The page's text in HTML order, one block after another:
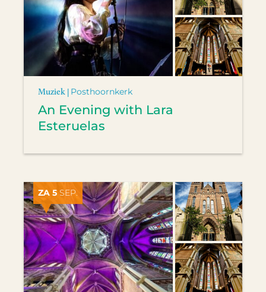
Muziek | Posthoornkerk
An Evening with Lara
Esteruelas
ZA 5 SEP.